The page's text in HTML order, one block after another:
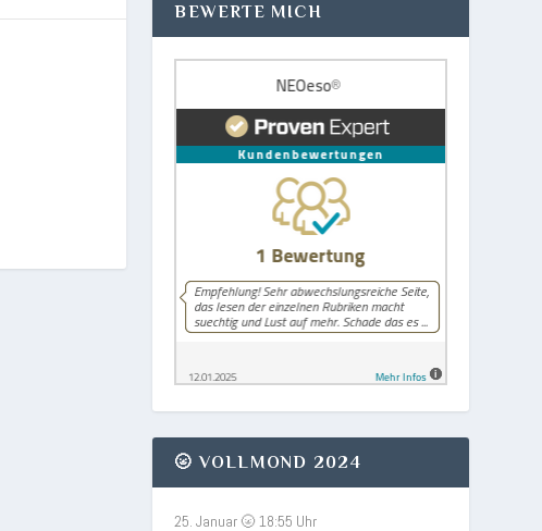
BEWERTE MICH
🌝 VOLLMOND 2024
25. Januar 🌝 18:55 Uhr